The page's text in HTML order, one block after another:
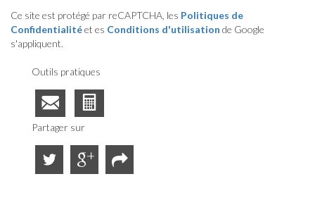
Ce site est protégé par reCAPTCHA, les Politiques de
Confidentialitéet es Conditions d'utilisation de Google
s'appliquent.
Outils pratiques
Partager sur